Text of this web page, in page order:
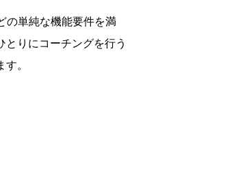
の単純な機能要件を満
りにコーチングを行う
。